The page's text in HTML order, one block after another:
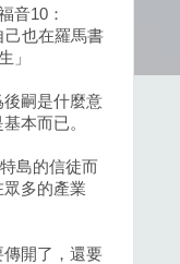
音10：
己也在羅馬書
」
嗣是什麼意
本而已。
島的信徒而
多的產業
開了，還要